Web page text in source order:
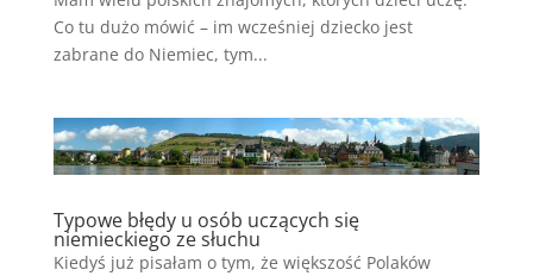
Co tu dużo mówić – im wcześniej dziecko jest
zabrane do Niemiec, tym...
Typowe błędy u osób uczących się
niemieckiego ze słuchu
Kiedyś już pisałam o tym, że większość Polaków